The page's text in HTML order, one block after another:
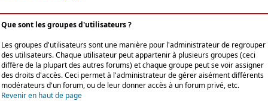
Que sont les groupes d'utilisateurs ?
Les groupes d'utilisateurs sont une manière pour l'administrateur de regrouper
des utilisateurs. Chaque utilisateur peut appartenir à plusieurs groupes (ceci
diffère de la plupart des autres forums) et chaque groupe peut se voir assigner
des droits d'accès. Ceci permet à l'administrateur de gérer aisément différents
modérateurs d'un forum, ou de leur donner accès à un forum privé, etc.
Revenir en haut de page